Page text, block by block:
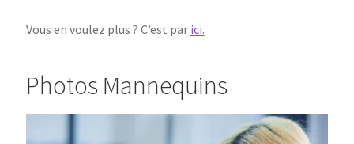
Vous en voulez plus ? C’est par ici.
Photos Mannequins